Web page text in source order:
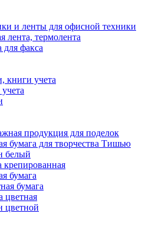
и ленты для офисной техники
лента, термолента
для факса
книги учета
продукция для поделок
бумага для творчества Тишью
белый
крепированная
бумага
бумага
цветная
цветной